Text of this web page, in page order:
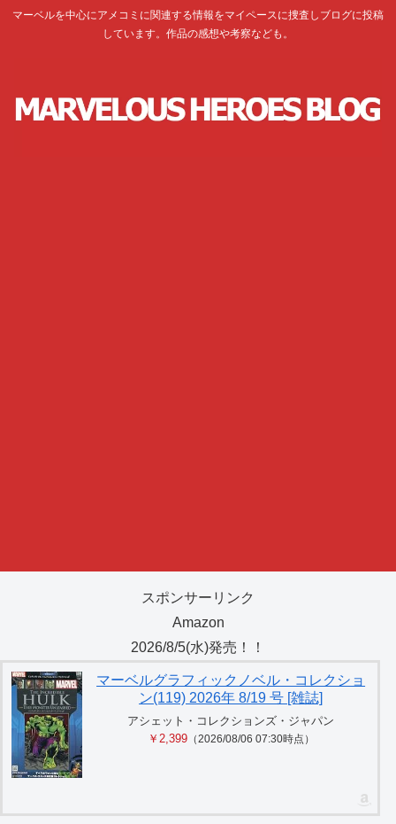
マーベルを中心にアメコミに関連する情報をマイペースに捜査しブログに投稿
しています。作品の感想や考察なども。
スポンサーリンク
Amazon
2026/8/5(水)発売！！
マーベルグラフィックノベル・コレクショ
ン(119) 2026年 8/19 号 [雑誌]
アシェット・コレクションズ・ジャパン
￥2,399（2026/08/06 07:30時点）